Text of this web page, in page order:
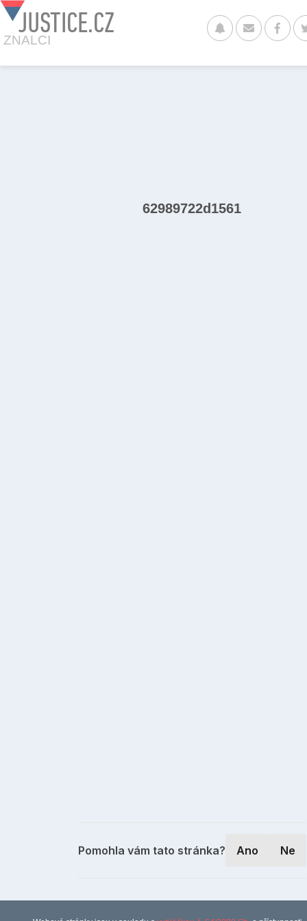
JUSTICE.CZ
ZNALCI
62989722d1561
Pomohla vám tato stránka? Ano Ne